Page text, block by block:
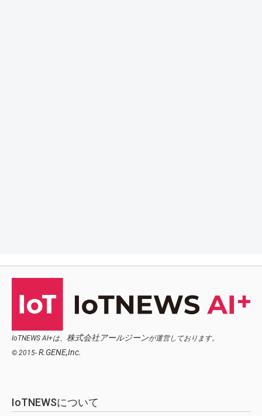
IoTNEWS AI+は、 株式会社アールジーンが運営しております。
© 2015- R.GENE,Inc.
IoTNEWSについて